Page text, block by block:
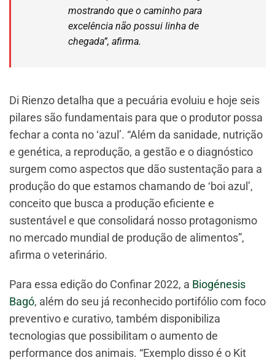
mostrando que o caminho para
excelência não possui linha de
chegada”, afirma.
Di Rienzo detalha que a pecuária evoluiu e hoje seis
pilares são fundamentais para que o produtor possa
fechar a conta no ‘azul’. “Além da sanidade, nutrição
e genética, a reprodução, a gestão e o diagnóstico
surgem como aspectos que dão sustentação para a
produção do que estamos chamando de ‘boi azul’,
conceito que busca a produção eficiente e
sustentável e que consolidará nosso protagonismo
no mercado mundial de produção de alimentos”,
afirma o veterinário.
Para essa edição do Confinar 2022, a Biogénesis
Bagó, além do seu já reconhecido portifólio com foco
preventivo e curativo, também disponibiliza
tecnologias que possibilitam o aumento de
performance dos animais. “Exemplo disso é o Kit